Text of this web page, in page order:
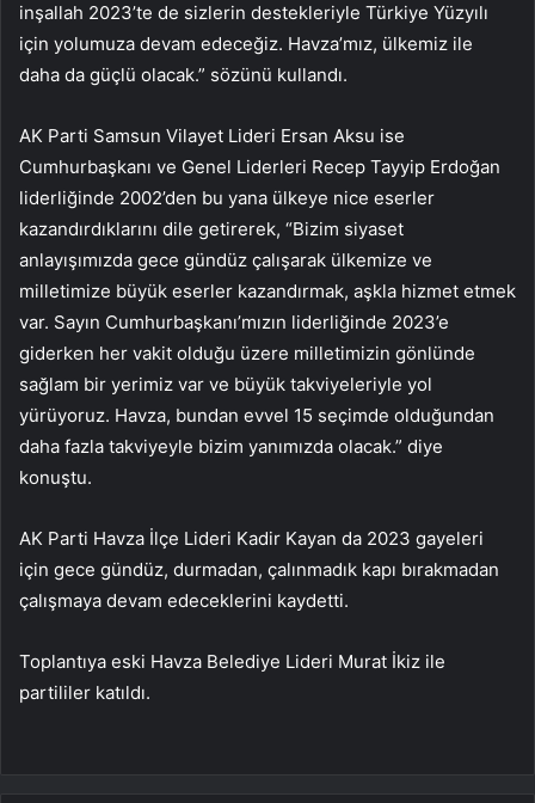
inşallah 2023’te de sizlerin destekleriyle Türkiye Yüzyılı
için yolumuza devam edeceğiz. Havza’mız, ülkemiz ile
daha da güçlü olacak.” sözünü kullandı.
AK Parti Samsun Vilayet Lideri Ersan Aksu ise
Cumhurbaşkanı ve Genel Liderleri Recep Tayyip Erdoğan
liderliğinde 2002’den bu yana ülkeye nice eserler
kazandırdıklarını dile getirerek, “Bizim siyaset
anlayışımızda gece gündüz çalışarak ülkemize ve
milletimize büyük eserler kazandırmak, aşkla hizmet etmek
var. Sayın Cumhurbaşkanı’mızın liderliğinde 2023’e
giderken her vakit olduğu üzere milletimizin gönlünde
sağlam bir yerimiz var ve büyük takviyeleriyle yol
yürüyoruz. Havza, bundan evvel 15 seçimde olduğundan
daha fazla takviyeyle bizim yanımızda olacak.” diye
konuştu.
AK Parti Havza İlçe Lideri Kadir Kayan da 2023 gayeleri
için gece gündüz, durmadan, çalınmadık kapı bırakmadan
çalışmaya devam edeceklerini kaydetti.
Toplantıya eski Havza Belediye Lideri Murat İkiz ile
partililer katıldı.